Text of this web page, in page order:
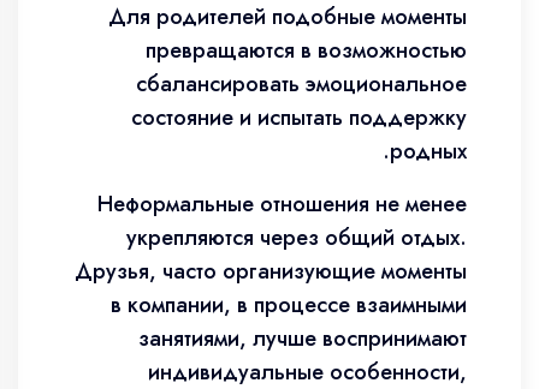
Для родителей подобные моменты
превращаются в возможностью
сбалансировать эмоциональное
состояние и испытать поддержку
родных.
Неформальные отношения не менее
укрепляются через общий отдых.
Друзья, часто организующие моменты
в компании, в процессе взаимными
занятиями, лучше воспринимают
индивидуальные особенности,